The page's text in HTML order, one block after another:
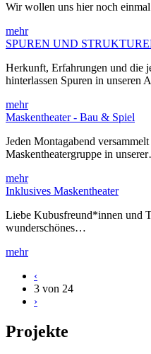
Wir wollen uns hier noch
mehr
SPUREN UND
Herkunft, Erfahrungen und die
hinterlassen Spuren in unseren
mehr
Maskentheater - Bau & Spiel
Jeden Montagabend
Maskentheatergruppe in
mehr
Inklusives Maskentheater
Liebe Kubusfreund*innen und
wunderschönes…
mehr
‹
3 von 24
›
Projekte